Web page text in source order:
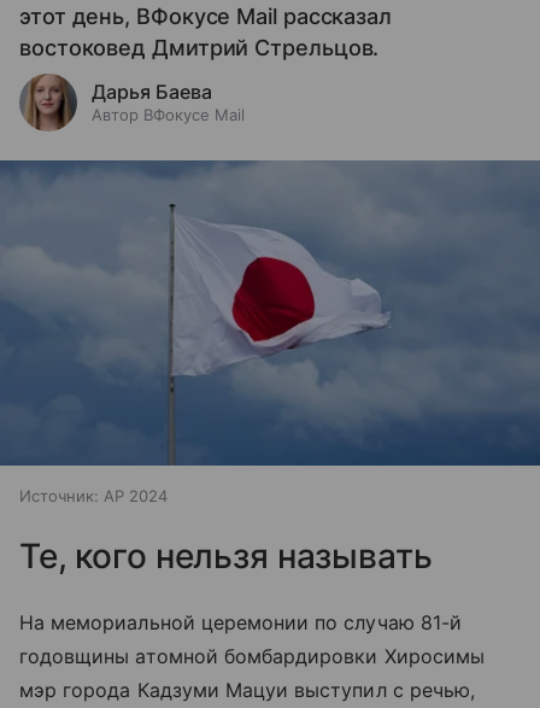
этот день, ВФокусе Mail рассказал
востоковед Дмитрий Стрельцов.
Дарья Баева
Автор ВФокусе Mail
Источник: AP 2024
Те, кого нельзя называть
На мемориальной церемонии по случаю 81-й
годовщины атомной бомбардировки Хиросимы
мэр города Кадзуми Мацуи выступил с речью,